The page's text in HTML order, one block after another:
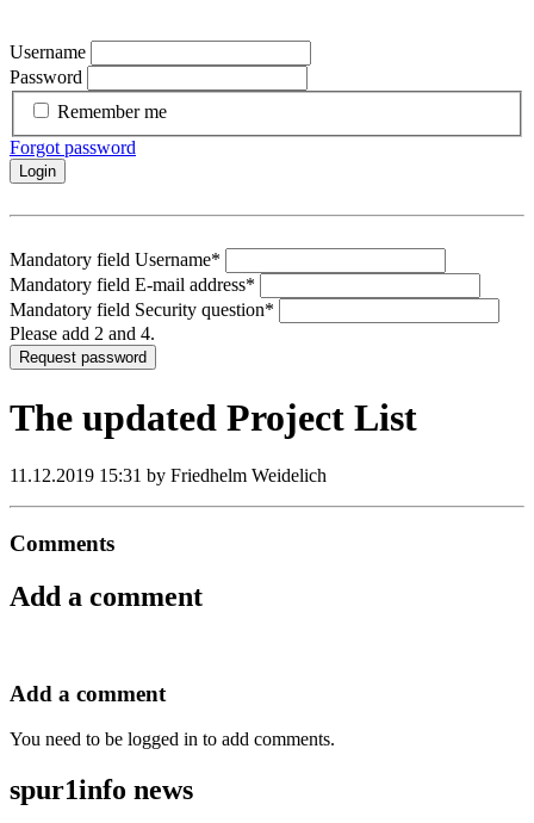
Username
Password
Remember me
Forgot password
Login
Mandatory field Username*
Mandatory field E-mail address*
Mandatory field Security question*
Please add 2 and 4.
Request password
The updated Project List
11.12.2019 15:31 by Friedhelm Weidelich
Comments
Add a comment
Add a comment
You need to be logged in to add comments.
spur1info news